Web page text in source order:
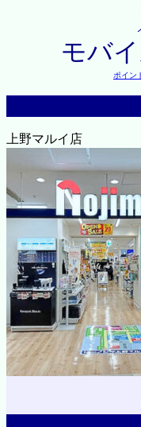
モバ
ポイン
上野マルイ店